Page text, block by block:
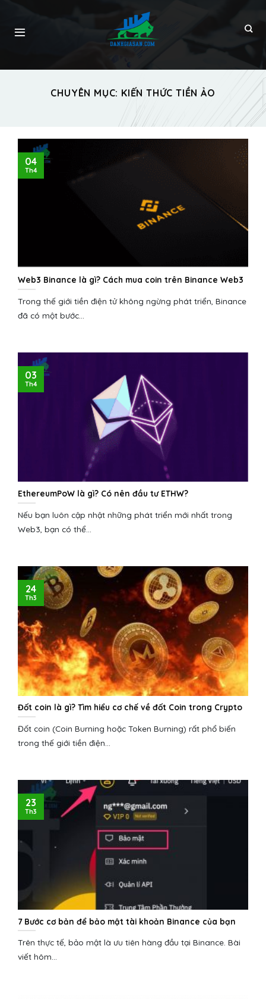
CHUYÊN MỤC: KIẾN THỨC TIỀN ẢO
Web3 Binance là gì? Cách mua coin trên Binance Web3
Trong thế giới tiền điện tử không ngừng phát triển, Binance
đã có một bước...
04
Th4
EthereumPoW là gì? Có nên đầu tư ETHW?
Nếu bạn luôn cập nhật những phát triển mới nhất trong
Web3, bạn có thể...
03
Th4
Đốt coin là gì? Tìm hiểu cơ chế về đốt Coin trong Crypto
Đốt coin (Coin Burning hoặc Token Burning) rất phổ biến
trong thế giới tiền điện...
24
Th3
7 Bước cơ bản để bảo mật tài khoản Binance của bạn
Trên thực tế, bảo mật là ưu tiên hàng đầu tại Binance. Bài
viết hôm...
23
Th3